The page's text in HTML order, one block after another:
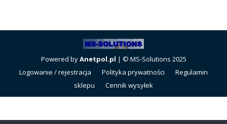
Powered byAnetpol.pl | © MS-Solutions 2025
Logowanie / rejestracja
Polityka prywatności
Regulamin
sklepu
Cennik wysyłek